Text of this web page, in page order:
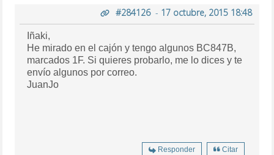
#284126- 17 octubre, 2015 18:48
Iñaki,
He mirado en el cajón y tengo algunos BC847B,
marcados 1F. Si quieres probarlo, me lo dices y te
envío algunos por correo.
JuanJo
Responder Citar